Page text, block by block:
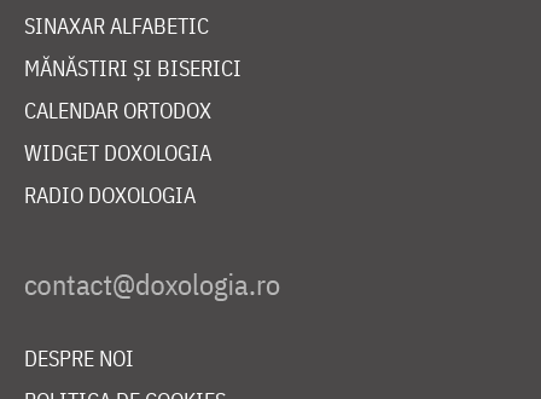
SINAXAR ALFABETIC
MĂNĂSTIRI ȘI BISERICI
CALENDAR ORTODOX
WIDGET DOXOLOGIA
RADIO DOXOLOGIA
DESPRE NOI